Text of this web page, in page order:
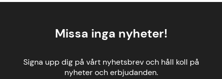
Missa inga nyheter!
Signa upp dig på vårt nyhetsbrev och håll koll på
nyheter och erbjudanden.